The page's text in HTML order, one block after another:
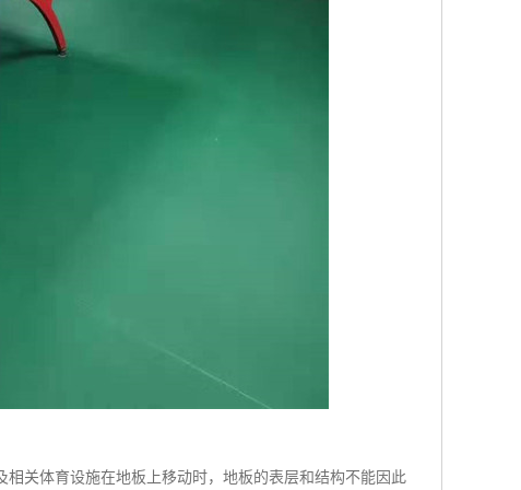
关体育设施在地板上移动时，地板的表层和结构不能因此